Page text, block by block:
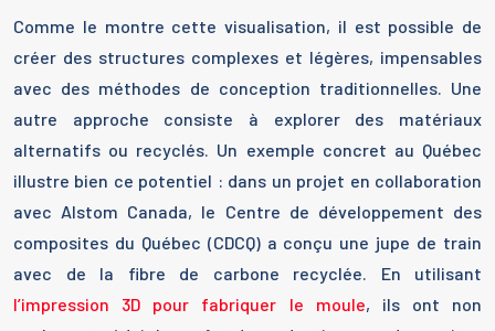
Comme le montre cette visualisation, il est possible de
créer des structures complexes et légères, impensables
avec des méthodes de conception traditionnelles. Une
autre approche consiste à explorer des matériaux
alternatifs ou recyclés. Un exemple concret au Québec
illustre bien ce potentiel : dans un projet en collaboration
avec Alstom Canada, le Centre de développement des
composites du Québec (CDCQ) a conçu une jupe de train
avec de la fibre de carbone recyclée. En utilisant
l’impression 3D pour fabriquer le moule, ils ont non